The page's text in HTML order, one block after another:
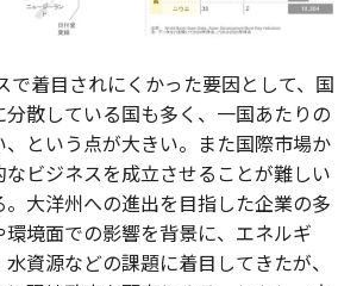
で着目されにくかった要因として、国
散している国も多く、一国あたりの
という点が大きい。また国際市場か
なビジネスを成立させることが難しい
。大洋州への進出を目指した企業の多
環境面での影響を背景に、エネルギ
資源などの課題に着目してきたが、